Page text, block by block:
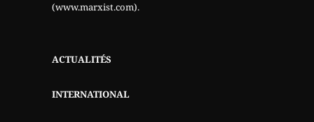
(www.marxist.com).
ACTUALITÉS
INTERNATIONAL